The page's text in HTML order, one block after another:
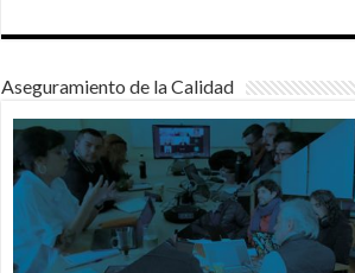
Aseguramiento de la Calidad